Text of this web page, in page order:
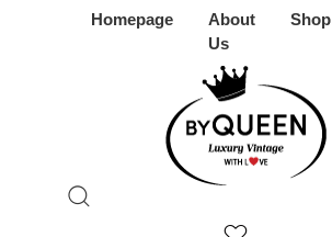
Homepage
About
Us
Shop